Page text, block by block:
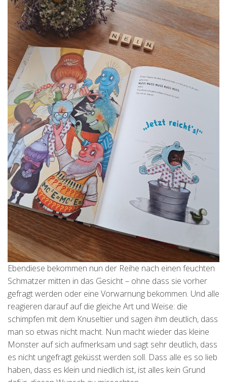
Ebendiese bekommen nun der Reihe nach einen feuchten
Schmatzer mitten in das Gesicht – ohne dass sie vorher
gefragt werden oder eine Vorwarnung bekommen. Und alle
reagieren darauf auf die gleiche Art und Weise: die
schimpfen mit dem Knuseltier und sagen ihm deutlich, dass
man so etwas nicht macht. Nun macht wieder das kleine
Monster auf sich aufmerksam und sagt sehr deutlich, dass
es nicht ungefragt geküsst werden soll. Dass alle es so lieb
haben, dass es klein und niedlich ist, ist alles kein Grund